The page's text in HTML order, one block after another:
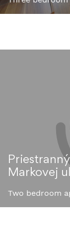
Markovej
Two bedroom